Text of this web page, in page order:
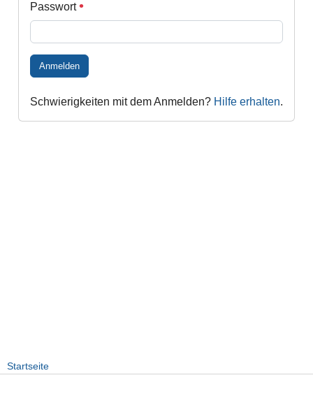
Passwort
Anmelden
Schwierigkeiten mit dem Anmelden? Hilfe erhalten.
Startseite